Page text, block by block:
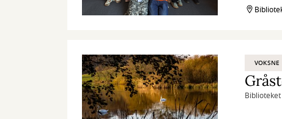
VOKSNE